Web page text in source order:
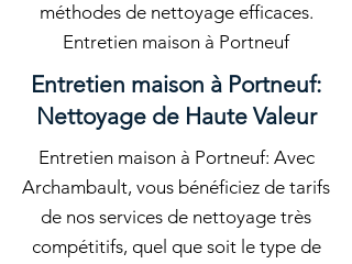
méthodes de nettoyage efficaces.
Entretien maison à Portneuf
Entretien maison à Portneuf:
Nettoyage de Haute Valeur
Entretien maison à Portneuf: Avec
Archambault, vous bénéficiez de tarifs
de nos services de nettoyage très
compétitifs, quel que soit le type de